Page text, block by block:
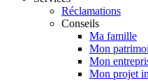
Réclamations
Conseils
Ma famille
Mon
Mon
Mon projet